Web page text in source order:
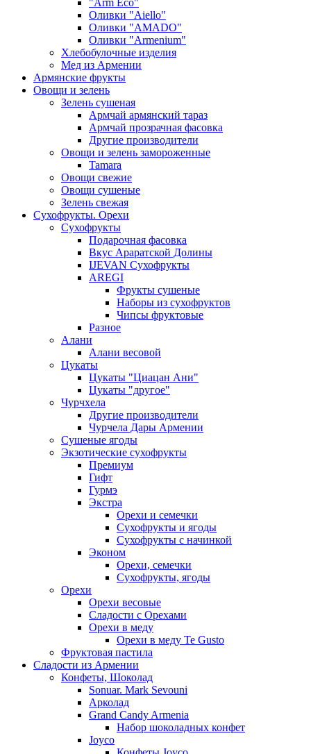
"Arm Eco"
Оливки "Aiello"
Оливки "AMADO"
Оливки "Armenium"
Хлебобулочные изделия
Мед из Армении
Армянские фрукты
Овощи и зелень
Зелень сушеная
Армчай армянский тараз
Армчай прозрачная фасовка
Другие производители
Овощи и зелень замороженные
Tamara
Овощи свежие
Овощи сушеные
Зелень свежая
Сухофрукты. Орехи
Сухофрукты
Подарочная фасовка
Вкус Араратской Долины
IJEVAN Сухофрукты
AREGI
Фрукты сушеные
Наборы из сухофруктов
Чипсы фруктовые
Разное
Алани
Алани весовой
Цукаты
Цукаты "Циацан Ани"
Цукаты "другое"
Чурчхела
Другие производители
Чурчела Дары Армении
Сушеные ягоды
Экзотические сухофрукты
Премиум
Гифт
Гурмэ
Экстра
Орехи и семечки
Сухофрукты и ягоды
Сухофрукты с начинкой
Эконом
Орехи, семечки
Сухофрукты, ягоды
Орехи
Орехи весовые
Сладости с Орехами
Орехи в меду
Орехи в меду Te Gusto
Фруктовая пастила
Сладости из Армении
Конфеты, Шоколад
Sonuar. Mark Sevouni
Арколад
Grand Candy Armenia
Набор шоколадных конфет
Joyco